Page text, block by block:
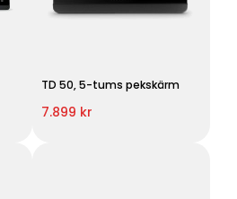
TD 50, 5-tums pekskärm
7.899 kr